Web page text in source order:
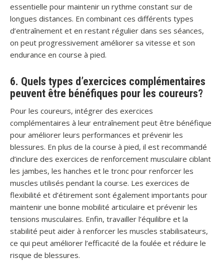
essentielle pour maintenir un rythme constant sur de
longues distances. En combinant ces différents types
d’entraînement et en restant régulier dans ses séances,
on peut progressivement améliorer sa vitesse et son
endurance en course à pied.
6. Quels types d’exercices complémentaires
peuvent être bénéfiques pour les coureurs?
Pour les coureurs, intégrer des exercices
complémentaires à leur entraînement peut être bénéfique
pour améliorer leurs performances et prévenir les
blessures. En plus de la course à pied, il est recommandé
d’inclure des exercices de renforcement musculaire ciblant
les jambes, les hanches et le tronc pour renforcer les
muscles utilisés pendant la course. Les exercices de
flexibilité et d’étirement sont également importants pour
maintenir une bonne mobilité articulaire et prévenir les
tensions musculaires. Enfin, travailler l’équilibre et la
stabilité peut aider à renforcer les muscles stabilisateurs,
ce qui peut améliorer l’efficacité de la foulée et réduire le
risque de blessures.